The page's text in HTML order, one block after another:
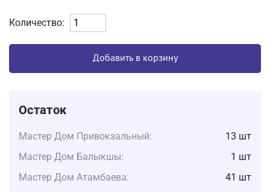
Количество:
Добавить в корзину
Остаток
Мастер Дом Привокзальный:
13 шт
Мастер Дом Балыкшы:
1 шт
Мастер Дом Атамбаева:
41 шт